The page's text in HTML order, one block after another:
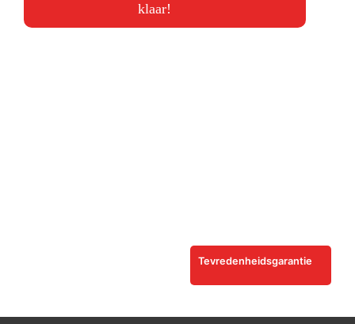
klaar!
Tevredenheidsgarantie